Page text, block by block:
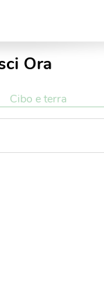
Ora
Cibo e terra